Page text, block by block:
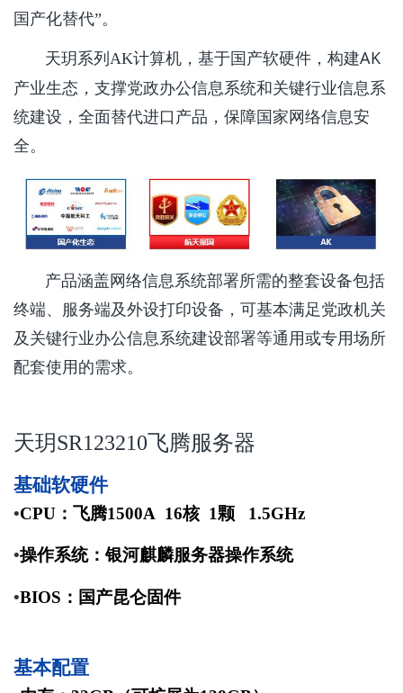
国产化替代”。
天玥系列AK计算机， 基于国产软硬件，构建AK
产业生态，支撑党政办公信息系统和关键行业信息系
统建设，全面替代进口产品，保障国家网络信息安
全。
产品涵盖网络信息系统部署所需的整套设备包括
终端、服务端及外设打印设备，可基本满足党政机关
及关键行业办公信息系统建设部署等通用或专用场所
配套使用的需求。
天玥SR123210飞腾服务器
基础软硬件
•CPU ：飞腾1500A 16核 1颗 1.5GHz
•操作系统：银河麒麟服务器操作系统
•BIOS ：国产昆仑固件
基本配置